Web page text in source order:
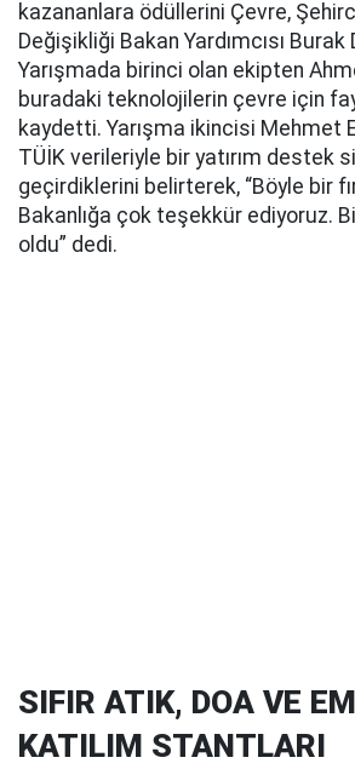
kazananlara ödüllerini Çevre,
Değişikliği Bakan Yardımcısı
Yarışmada birinci olan ekipten
buradaki teknolojilerin çevre için
kaydetti. Yarışma ikincisi Mehmet
TÜİK verileriyle bir yatırım destek
geçirdiklerini belirterek, “Böyle bir
Bakanlığa çok teşekkür ediyoruz.
oldu” dedi.
SIFIR ATIK, DOA VE
KATILIM STANTLARI